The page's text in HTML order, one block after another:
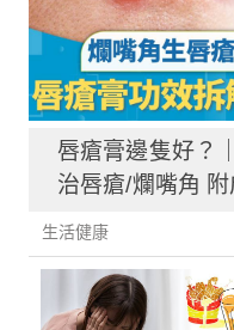
唇瘡膏邊隻好？
治唇瘡/爛嘴角
法
生活健康